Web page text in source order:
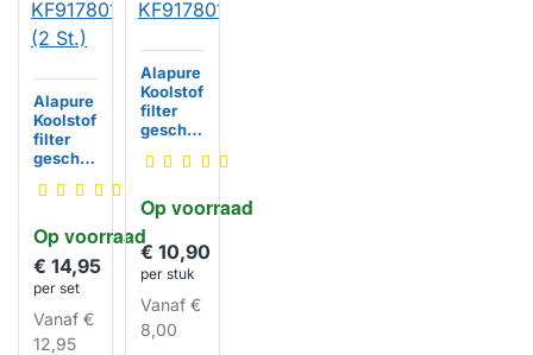
HUISMERK
Op voorraad
Alapure
Koolstof
filter
geschik
Beko
011875
(2 St.)
€ 14,95
per set
Vanaf €
12,95
HUISMERK
Op voorraad
Alapure
Koolstof
filter
geschik
Beko
014477
€ 10,90
per stuk
Vanaf€
8,00